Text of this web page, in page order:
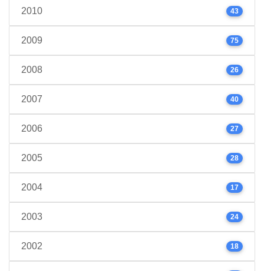
2010 43
2009 75
2008 26
2007 40
2006 27
2005 28
2004 17
2003 24
2002 18